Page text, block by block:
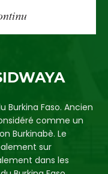
Burkina Faso. Ancien
comme un
Burkinabè. Le
sur
dans les